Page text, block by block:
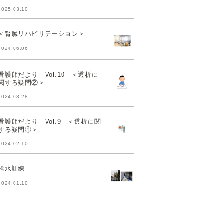
腎臓リハビリテーション＞
護師だより Vol.10 ＜透析に
する疑問②＞
護師だより Vol.9 ＜透析に関
る疑問①＞
水訓練